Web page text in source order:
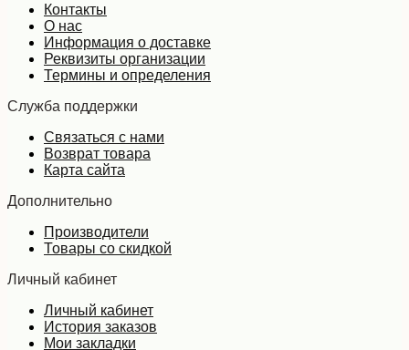
Контакты
О нас
Информация о доставке
Реквизиты организации
Термины и определения
Служба поддержки
Связаться с нами
Возврат товара
Карта сайта
Дополнительно
Производители
Товары со скидкой
Личный кабинет
Личный кабинет
История заказов
Мои закладки